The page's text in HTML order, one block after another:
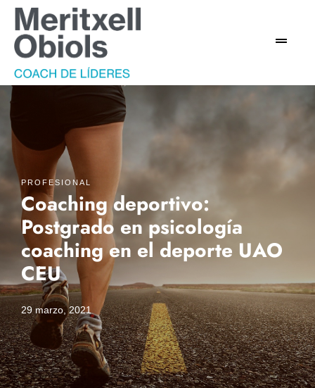
PROFESIONAL
Coaching deportivo:
Postgrado en psicología
coaching en el deporte UAO
CEU
29 marzo, 2021